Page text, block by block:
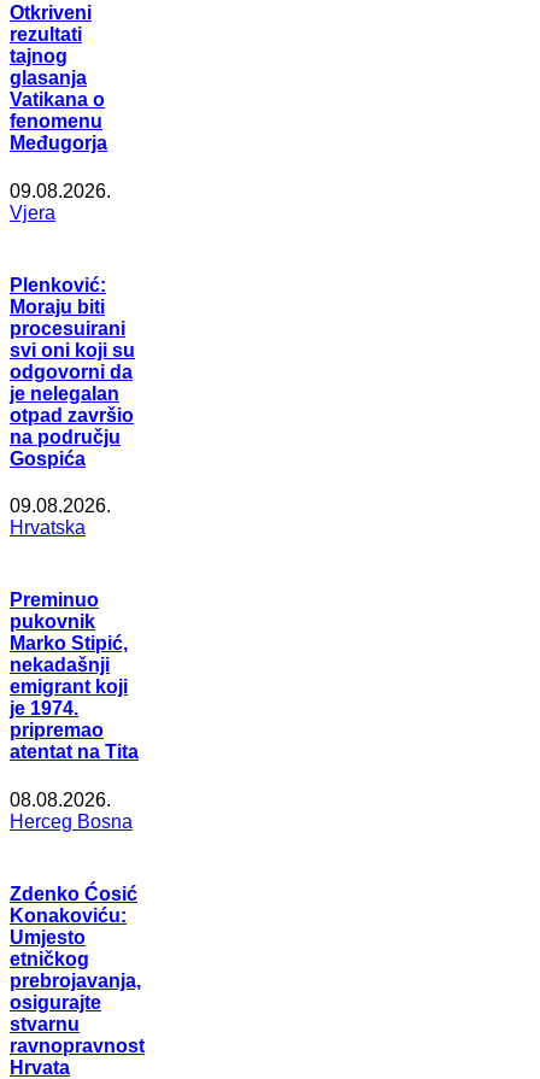
Otkriveni
rezultati
tajnog
glasanja
Vatikana o
fenomenu
Međugorja
09.08.2026.
Vjera
Plenković:
Moraju biti
procesuirani
svi oni koji su
odgovorni da
je nelegalan
otpad završio
na području
Gospića
09.08.2026.
Hrvatska
Preminuo
pukovnik
Marko Stipić,
nekadašnji
emigrant koji
je 1974.
pripremao
atentat na Tita
08.08.2026.
Herceg Bosna
Zdenko Ćosić
Konakoviću:
Umjesto
etničkog
prebrojavanja,
osigurajte
stvarnu
ravnopravnost
Hrvata